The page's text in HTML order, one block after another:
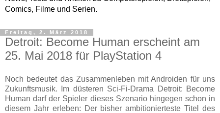
Comics, Filme und Serien.
Freitag, 2. März 2018
Detroit: Become Human erscheint am
25. Mai 2018 für PlayStation 4
Noch bedeutet das Zusammenleben mit Androiden für uns
Zukunftsmusik. Im düsteren Sci-Fi-Drama Detroit: Become
Human darf der Spieler dieses Szenario hingegen schon in
diesem Jahr erleben: Der bisher ambitionierteste Titel des